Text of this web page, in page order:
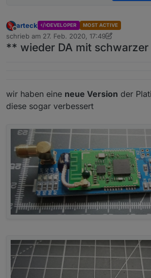
Offline
arteck DEVELOPER MOST ACTIVE
schrieb am 27. Feb. 2020, 17:49
zuletzt editiert von arteck
** wieder DA mit schwarzer
wir haben eine neue Version der
diese sogar verbessert